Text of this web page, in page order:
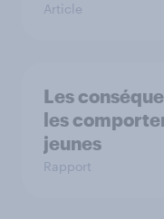
Article
Les
les
jeunes
Rapport